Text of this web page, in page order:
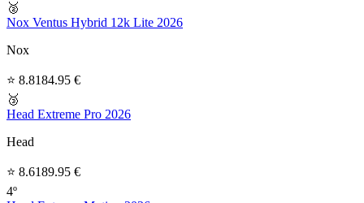
🥈
Nox Ventus Hybrid 12k Lite 2026
Nox
⭐ 8.8184.95 €
🥉
Head Extreme Pro 2026
Head
⭐ 8.6189.95 €
4º